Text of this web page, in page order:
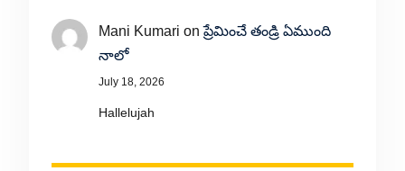
Mani Kumari onప్రేమించే తండ్రి ఏముంది
నాలో
July 18, 2026
Hallelujah